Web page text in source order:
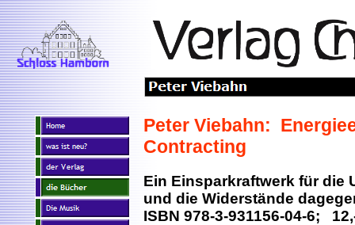
Peter Viebahn:
Contracting
Ein Einsparkraftwerk für die
und die Widerstände
ISBN 978-3-931156-04-6;